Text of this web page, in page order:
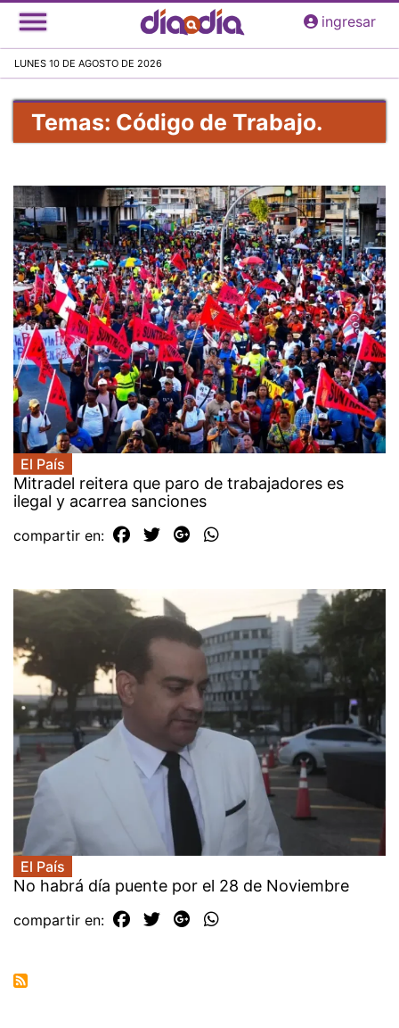
Pasar
al
principal
ingresar
LUNES 10 DE AGOSTO DE 2026
Temas: Código de Trabajo.
El País
Mitradel reitera que paro de trabajadores es
ilegal y acarrea sanciones
compartir en:
El País
No habrá día puente por el 28 de Noviembre
compartir en: